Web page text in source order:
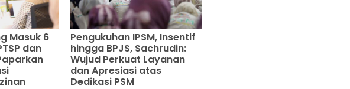
Masuk 6
dan
Pengukuhan IPSM, Insentif
hingga BPJS, Sachrudin:
Wujud Perkuat Layanan
dan Apresiasi atas
Dedikasi PSM